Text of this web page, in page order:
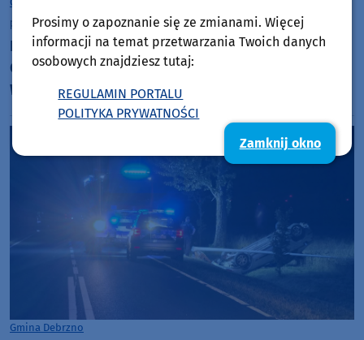
poniedziałek, 3 sierpnia 2026, 11:25
RDOŚ zgadza się na budowę obwodnicy
Człuchowa, ale stawia kilkadziesiąt warunków.
Wkrótce będzie decyzja środowiskowa
Gmina Debrzno
Prosimy o zapoznanie się ze zmianami. Więcej
informacji na temat przetwarzania Twoich danych
osobowych znajdziesz tutaj:
REGULAMIN PORTALU
POLITYKA PRYWATNOŚCI
Zamknij okno